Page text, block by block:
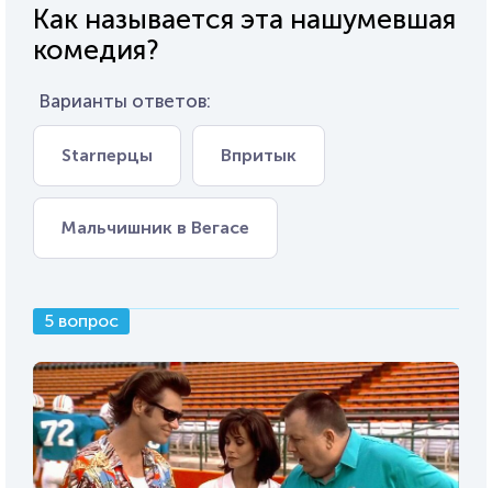
Как называется эта нашумевшая
комедия?
Варианты ответов:
Starперцы Впритык
Мальчишник в Вегасе
5 вопрос